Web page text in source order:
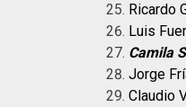
Ricardo
Luis
Camila
Jorge
Claudio